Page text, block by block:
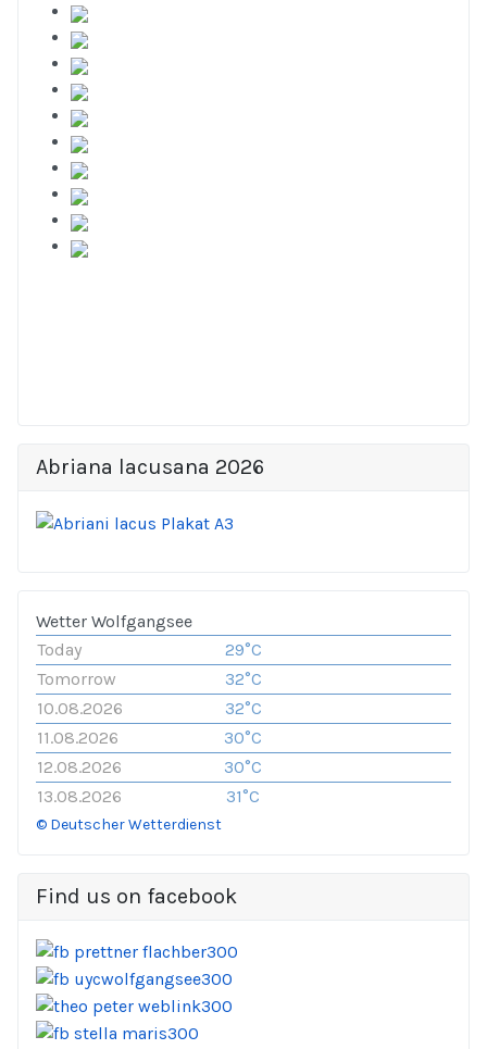
Abriana lacusana 2026
Wetter Wolfgangsee
Today
29°C
Tomorrow
32°C
10.08.2026
32°C
11.08.2026
30°C
12.08.2026
30°C
13.08.2026
31°C
© Deutscher Wetterdienst
Find us on facebook